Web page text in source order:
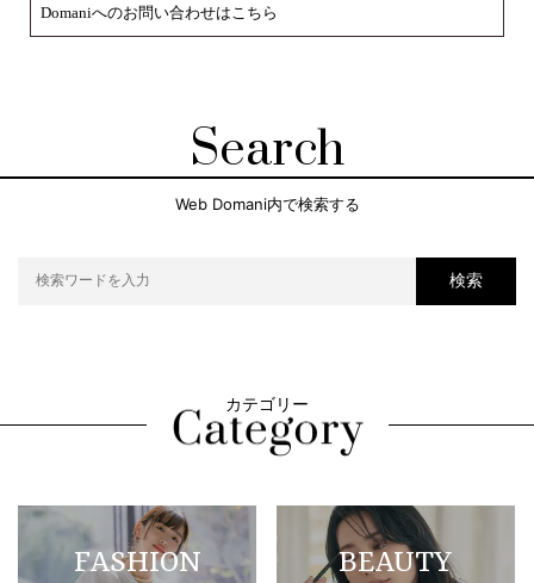
Domaniへのお問い合わせはこちら
Search
Web Domani内で検索する
検索
カテゴリー
FASHION BEAUTY